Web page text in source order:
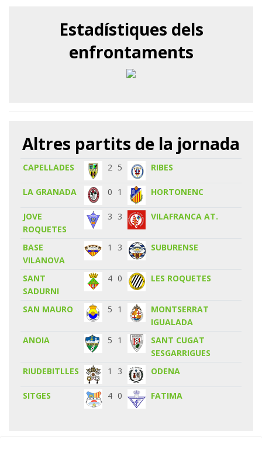
Estadístiques dels
enfrontaments
Altres partits de la jornada
CAPELLADES 2 5 RIBES
LA GRANADA 0 1 HORTONENC
JOVE
ROQUETES
3 3 VILAFRANCA AT.
BASE
VILANOVA
1 3 SUBURENSE
SANT
SADURNI
4 0 LES ROQUETES
SAN MAURO 5 1
MONTSERRAT
IGUALADA
ANOIA
5 1
SANT CUGAT
SESGARRIGUES
RIUDEBITLLES
1 3 ODENA
SITGES 4 0 FATIMA